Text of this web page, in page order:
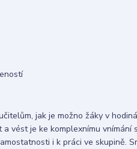
sdílení
jak je možno žáky v
vést je ke komplexnímu vnímání
i k práci ve skupině.